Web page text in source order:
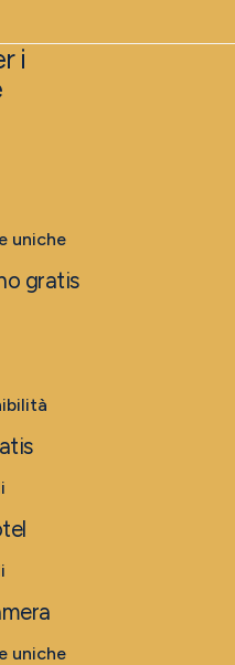
i
uniche
gratis
uniche